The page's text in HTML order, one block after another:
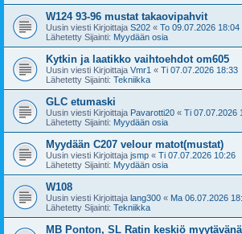
W124 93-96 mustat takaovipahvit
Uusin viesti Kirjoittaja S202 « To 09.07.2026 18:04
Lähetetty Sijainti: Myydään osia
Kytkin ja laatikko vaihtoehdot om605
Uusin viesti Kirjoittaja Vmr1 « Ti 07.07.2026 18:33
Lähetetty Sijainti: Tekniikka
GLC etumaski
Uusin viesti Kirjoittaja Pavarotti20 « Ti 07.07.2026
Lähetetty Sijainti: Myydään osia
Myydään C207 velour matot(mustat)
Uusin viesti Kirjoittaja jsmp « Ti 07.07.2026 10:26
Lähetetty Sijainti: Myydään osia
W108
Uusin viesti Kirjoittaja lang300 « Ma 06.07.2026
Lähetetty Sijainti: Tekniikka
MB Ponton, SL Ratin keskiö myytävänä